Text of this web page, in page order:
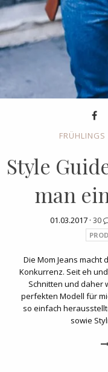
FRÜHLINGS
Style
man
01.03.2017 · 30
Die Mom Jeans macht
Konkurrenz. Seit eh
Schnitten und daher
perfekten Modell für
so einfach
sowie